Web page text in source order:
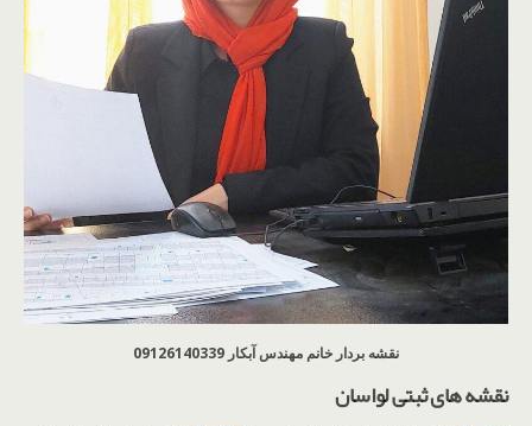
نقشه بردار خانم مهندس آبکار 09126140339
نقشه های ثبتی لواسان